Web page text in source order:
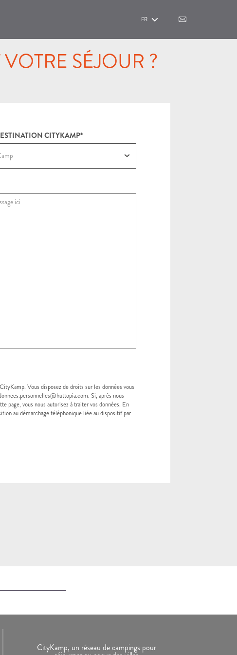
FR
SÉJOUR ?
CITYKAMP*
Vous disposez de droits sur les données vous
Si, après nous
page, vous nous autorisez à traiter vos données. En
au démarchage téléphonique liée au dispositif par
CityKamp, un réseau de campings pour